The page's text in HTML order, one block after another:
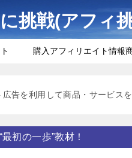
挑戦(アフィ
購入アフィリエイト情報
告を利用して商品・サービスを
初の一歩”教材！